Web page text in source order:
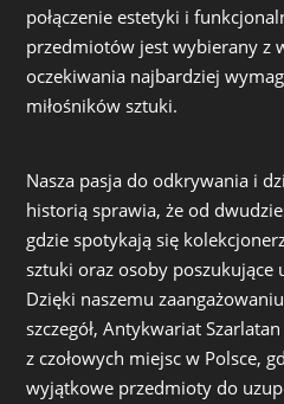
połączenie estetyki i
przedmiotów jest wybierany z
oczekiwania najbardziej
miłośników sztuki.
Nasza pasja do odkrywania i
historią sprawia, że od
gdzie spotykają się
sztuki oraz osoby
Dzięki naszemu
szczegół, Antykwariat
z czołowych miejsc w Polsce,
wyjątkowe przedmioty do